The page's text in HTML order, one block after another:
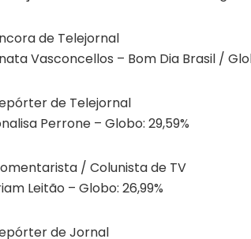
de Telejornal
Vasconcellos – Bom Dia Brasil /
de Telejornal
Perrone – Globo: 29,59%
/ Colunista de TV
Leitão – Globo: 26,99%
de Jornal